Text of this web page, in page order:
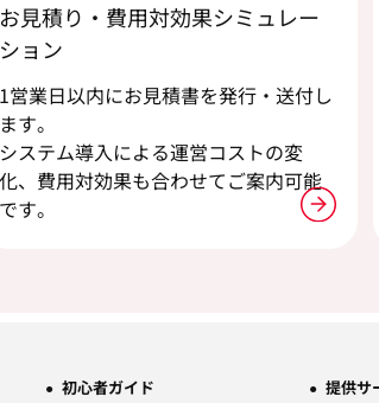
お見積り・費用対効果シミュレー
ション
1営業日以内にお見積書を発行・送付し
ます。
システム導入による運営コストの変
化、費用対効果も合わせてご案内可能
です。
初心者ガイド
提供サ